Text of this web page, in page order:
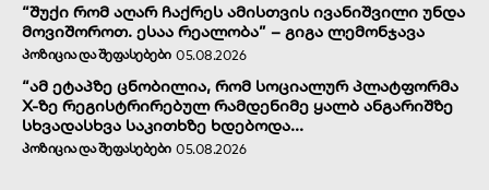
“შუქი რომ აღარ ჩაქრეს ამისთვის ივანიშვილი უნდა
მოვიშოროთ. ესაა რეალობა” – გიგა ლემონჯავა
ᲞᲝᲖᲘᲪᲘᲐ ᲓᲐ ᲨᲔᲤᲐᲡᲔᲑᲔᲑᲘ 05.08.2026
“ამ ეტაპზე ცნობილია, რომ სოციალურ პლატფორმა
X-ზე რეგისტრირებულ რამდენიმე ყალბ ანგარიშზე
სხვადასხვა საკითხზე ხდებოდა...
ᲞᲝᲖᲘᲪᲘᲐ ᲓᲐ ᲨᲔᲤᲐᲡᲔᲑᲔᲑᲘ 05.08.2026